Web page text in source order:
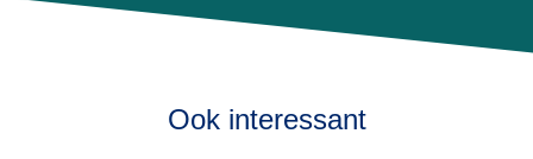
Ook interessant